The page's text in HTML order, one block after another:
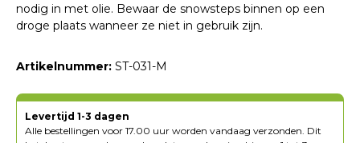
nodig in met olie. Bewaar de snowsteps binnen op een
droge plaats wanneer ze niet in gebruik zijn.
Artikelnummer: ST-031-M
Levertijd 1-3 dagen
Alle bestellingen voor 17.00 uur worden vandaag verzonden. Dit